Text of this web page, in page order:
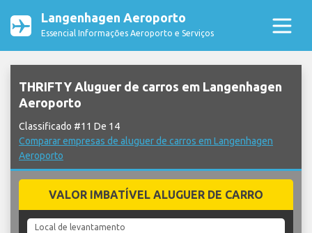
Langenhagen Aeroporto
Essencial Informações Aeroporto e Serviços
THRIFTY Aluguer de carros em Langenhagen
Aeroporto
Classificado #11 De 14
Comparar empresas de aluguer de carros em Langenhagen
Aeroporto
VALOR IMBATÍVEL ALUGUER DE CARRO
Local de levantamento